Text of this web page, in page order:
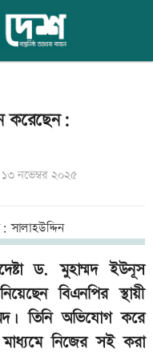
করেছেন:
নভেম্বর ২০২৫
ড. মুহাম্মদ ইউনূস
বিএনপির স্থায়ী
তিনি অভিযোগ করে
মাধ্যমে নিজের সই করা